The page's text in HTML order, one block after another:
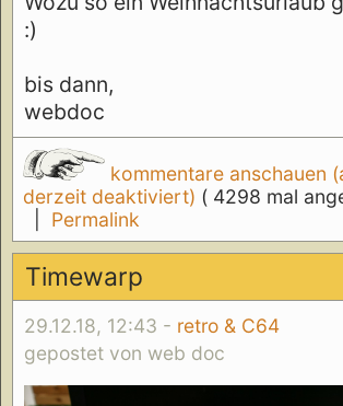
:)
bis dann,
webdoc
kommentare anschauen
derzeit deaktiviert) ( 4298 mal
Permalink
Timewarp
29.12.18, 12:43 - retro & C64
gepostet von web doc